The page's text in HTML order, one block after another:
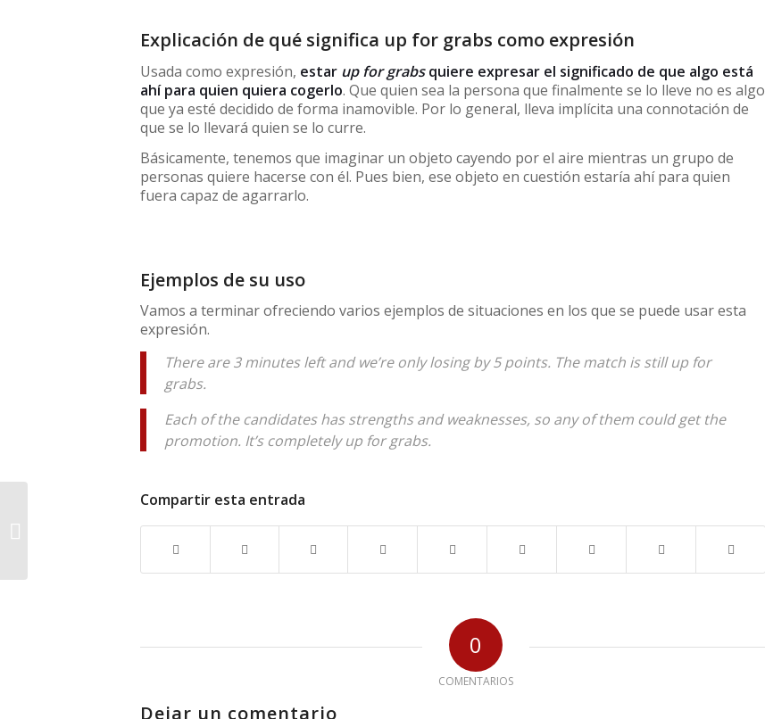
Explicación de qué significa up for grabs como expresión
Usada como expresión, estar up for grabsquiere expresar el significado de que algo está
ahí para quien quiera cogerlo. Que quien sea la persona que finalmente se lo lleve no es algo
que ya esté decidido de forma inamovible. Por lo general, lleva implícita una connotación de
que se lo llevará quien se lo curre.
Básicamente, tenemos que imaginar un objeto cayendo por el aire mientras un grupo de
personas quiere hacerse con él. Pues bien, ese objeto en cuestión estaría ahí para quien
fuera capaz de agarrarlo.
Ejemplos de su uso
Vamos a terminar ofreciendo varios ejemplos de situaciones en los que se puede usar esta
expresión.
There are 3 minutes left and we’re only losing by 5 points. The match is still up for
grabs.
Each of the candidates has strengths and weaknesses, so any of them could get the
promotion. It’s completely up for grabs.
Compartir esta entrada
0
COMENTARIOS
Dejar un comentario